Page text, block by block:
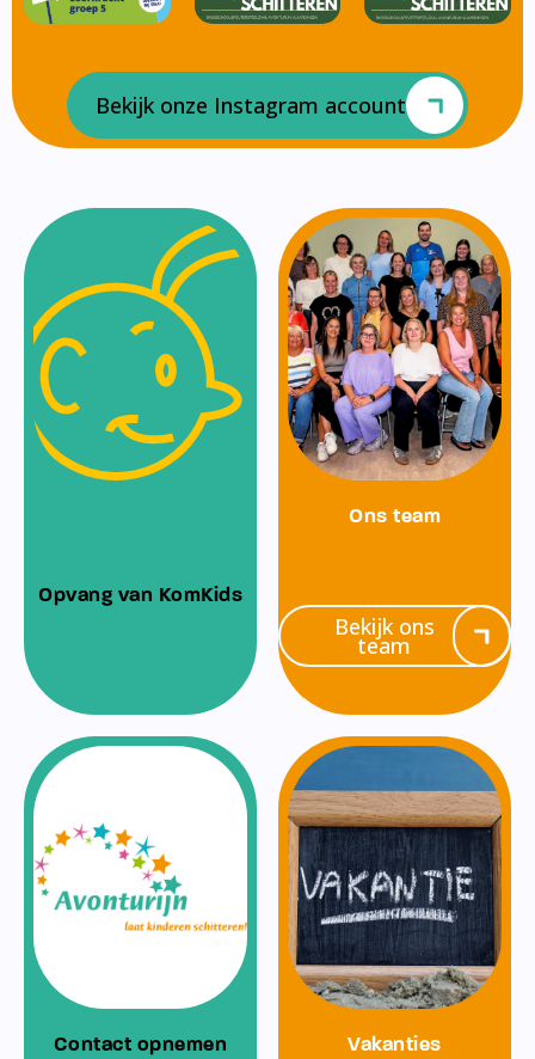
Bekijk onze Instagram account
Opvang van KomKids
Ons team
Bekijk ons
team
Contact opnemen Vakanties